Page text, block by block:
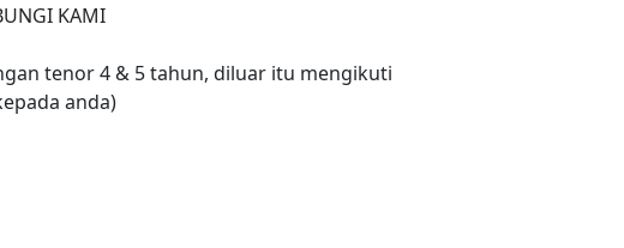
KAMI
tenor 4 & 5 tahun, diluar itu mengikuti
anda)